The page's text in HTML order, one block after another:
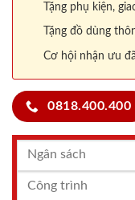
Tặng phụ kiện,
Tặng đồ dùng
Cơ hội nhận ưu
0818.400.400